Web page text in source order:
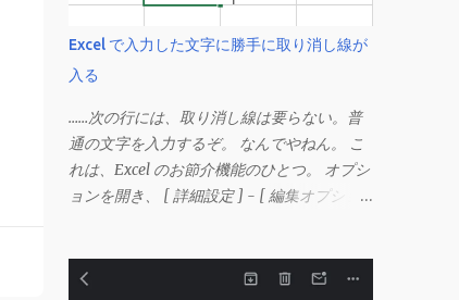
Excel で入力した文字に勝手に取り消し線が
入る
……次の行には、取り消し線は要らない。普
通の文字を入力するぞ。 なんでやねん。 こ
れは、Excel のお節介機能のひとつ。 オプシ
ョンを開き、 [ 詳細設定 ] - [ 編集オプショ
能は、同じ形式（この場合は取り消し線）が